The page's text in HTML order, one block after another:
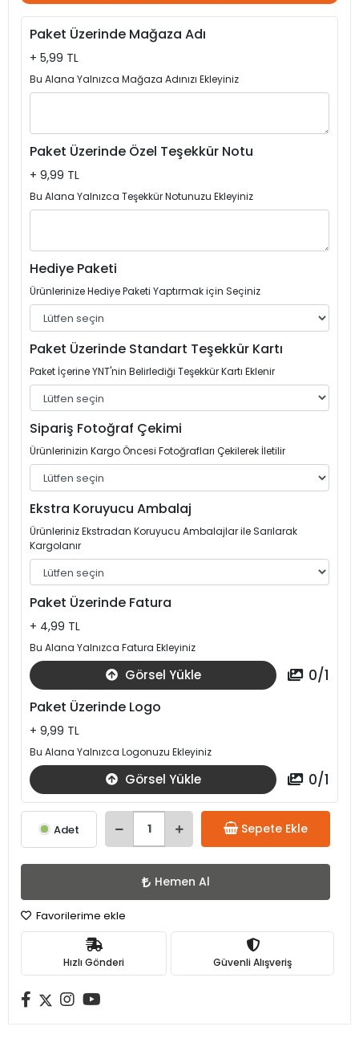
Paket Üzerinde Mağaza Adı
+ 5,99 TL
Bu Alana Yalnızca Mağaza Adınızı Ekleyiniz
Paket Üzerinde Özel Teşekkür Notu
+ 9,99 TL
Bu Alana Yalnızca Teşekkür Notunuzu Ekleyiniz
Hediye Paketi
Ürünlerinize Hediye Paketi Yaptırmak için Seçiniz
Paket Üzerinde Standart Teşekkür Kartı
Paket İçerine YNT'nin Belirlediği Teşekkür Kartı Eklenir
Sipariş Fotoğraf Çekimi
Ürünlerinizin Kargo Öncesi Fotoğrafları Çekilerek İletilir
Ekstra Koruyucu Ambalaj
Ürünleriniz Ekstradan Koruyucu Ambalajlar ile Sarılarak
Kargolanır
Paket Üzerinde Fatura
+ 4,99 TL
Bu Alana Yalnızca Fatura Ekleyiniz
Görsel Yükle 0/1
Paket Üzerinde Logo
+ 9,99 TL
Bu Alana Yalnızca Logonuzu Ekleyiniz
Görsel Yükle 0/1
Adet Sepete Ekle
Hemen Al
Favorilerime ekle
Hızlı Gönderi Güvenli Alışveriş